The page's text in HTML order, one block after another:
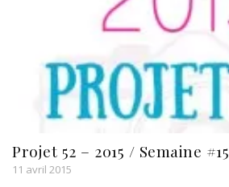
Projet 52 – 2015 / Semaine #15
11 avril 2015